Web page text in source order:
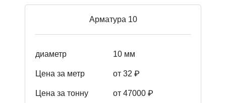
Арматура 10
диаметр 10 мм
Цена за метр от 32 ₽
Цена за тонну от 47000 ₽